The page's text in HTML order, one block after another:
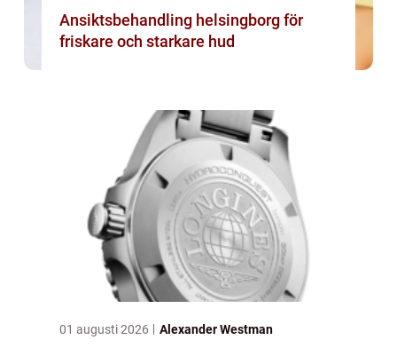
Ansiktsbehandling helsingborg för
friskare och starkare hud
01 augusti 2026 Alexander Westman